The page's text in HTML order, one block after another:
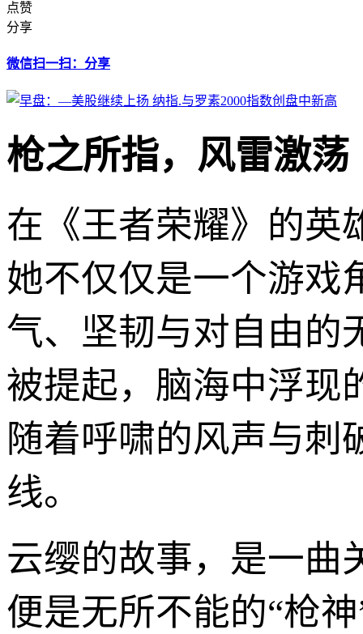
点赞
分享
微信扫一扫：分享
枪之所指，风雷激荡
在《王者荣耀》的英
她不仅仅是一个游戏
气、坚韧与对自由的
被提起，脑海中浮现
随着呼啸的风声与刺
线。
云缨的故事，是一曲
便是无所不能的“枪